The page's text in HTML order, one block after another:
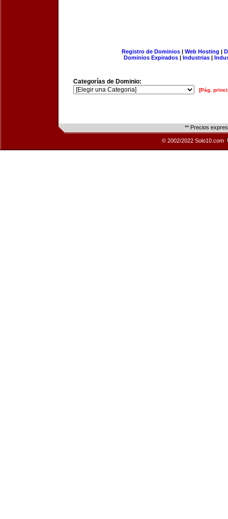
Registro de Dominios| Web Hosting |
Dominios Expirados | Industrias |
Categorías de Dominio:
[Pág.
** Precios
© 2002/2022 Solo10.com